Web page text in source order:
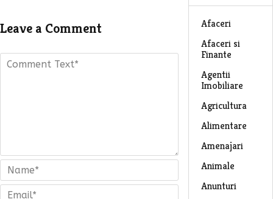
Leave a Comment
Afaceri
Afaceri si
Finante
Agentii
Imobiliare
Agricultura
Alimentare
Amenajari
Animale
Anunturi